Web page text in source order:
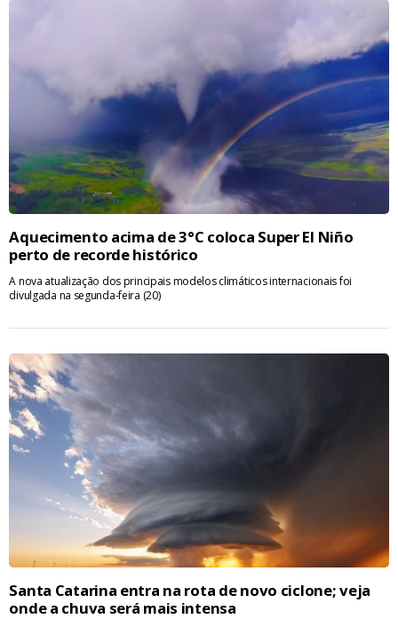
Aquecimento acima de 3°C coloca Super El Niño
perto de recorde histórico
A nova atualização dos principais modelos climáticos internacionais foi
divulgada na segunda-feira (20)
Santa Catarina entra na rota de novo ciclone; veja
onde a chuva será mais intensa